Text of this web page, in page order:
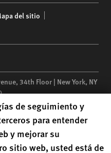
del sitio
34th Floor | New York, NY
nonprofit registered in the US
de seguimiento y
para entender
y mejorar su
sitio web, usted está de